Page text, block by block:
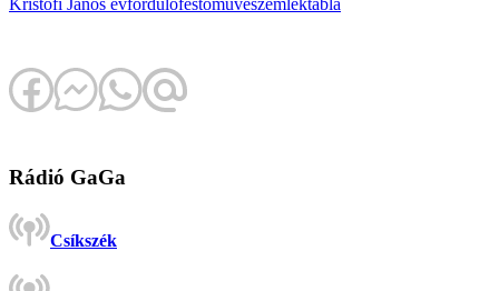
Kristófi János évfordulófestőművészemléktábla
Rádió GaGa
Csíkszék